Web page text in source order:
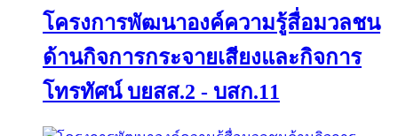
โครงการพัฒนาองค์ความรู้สื่อมวลชน
ด้านกิจการกระจายเสียงและกิจการ
โทรทัศน์ บยสส.2 - บสก.11